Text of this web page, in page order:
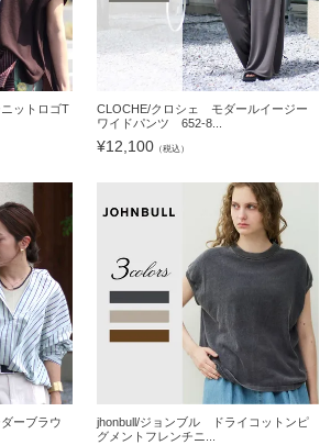
ットロゴT
CLOCHE/クロシェ モダールイージー
ワイドパンツ 652-8...
¥12,100 （税込）
ーブラウ
jhonbull/ジョンブル ドライコットンピ
グメントフレンチニ...